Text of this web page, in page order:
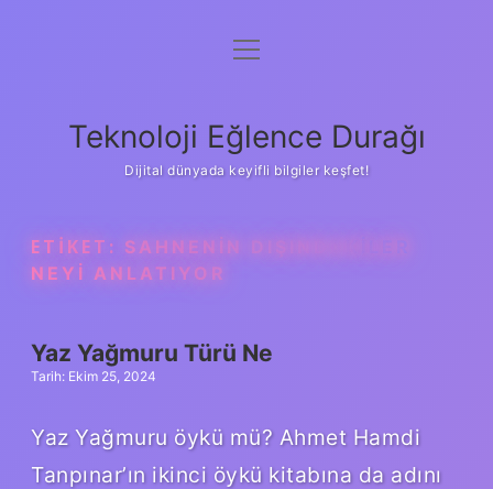
Anasayfa
Yasal Uyarı
menüyü
Teknoloji Eğlence Durağı
Dijital dünyada keyifli bilgiler keşfet!
ETIKET: SAHNENIN DIŞINDAKILER
NEYI ANLATIYOR
Yaz Yağmuru Türü Ne
Tarih: Ekim 25, 2024
Yaz Yağmuru öykü mü? Ahmet Hamdi
Tanpınar’ın ikinci öykü kitabına da adını